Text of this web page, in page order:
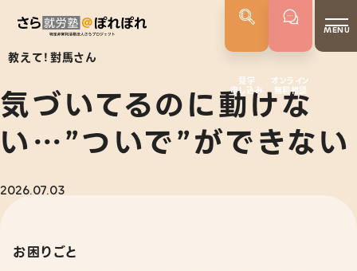
MENU
さらぽれについて
就労実績
代表者あいさつ
さらぽれの歴史
就労移行支援
見学
申し込み
オンライン
無料相談
教えて！對馬さん
気づいてるのに動けな
い…”ついで”ができない
2026.07.03
お困りごと